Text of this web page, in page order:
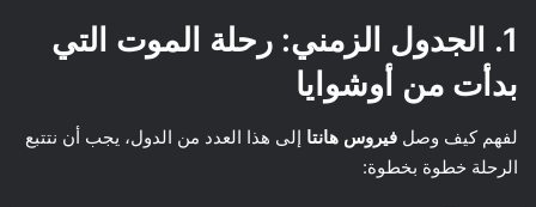
1. الجدول الزمني: رحلة الموت التي
بدأت من أوشوايا
لفهم كيف وصل فيروس هانتا إلى هذا العدد من الدول، يجب أن نتتبع
الرحلة خطوة بخطوة: